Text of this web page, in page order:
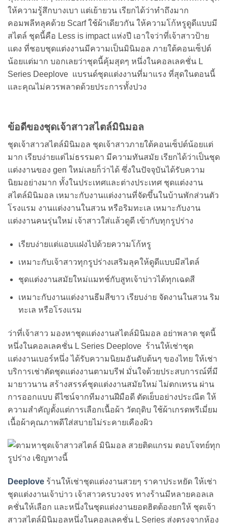
ให้ความรู้สึกบางเบา แต่เย้ายวน เรียกได้ว่าทำถึงมาก
คอมพลีทลุคด้วย Scarf ใช้ผ้าเดียวกัน ให้ความโก้หรูดูดีแบบมี
สไตล์ ชุดนี้คือ Less is impact แห่งปี เอาใจว่าที่เจ้าสาวป้าย
แดง ที่ชอบชุดแต่งงานมีความเป็นมินิมอล ภายใต้คอนเซ็ปต์
น้อยแต่มาก บอกเลยว่าชุดนี้คุ้มสุดๆ หนึ่งในคอลเลคชั่น L
Series Deeplove แบรนด์ชุดแต่งงานที่มาแรง ที่สุดในตอนนี้
และคุณไม่ควรพลาดด้วยประการทั้งปวง
ข้อดีของชุดเจ้าสาวสไตล์มินิมอล
ชุดเจ้าสาวสไตล์มินิมอล ชุดเจ้าสาวภายใต้คอนเซ็ปต์น้อยแต่
มาก เรียบง่ายแต่ไม่ธรรมดา มีความทันสมัย เรียกได้ว่าเป็นชุด
แต่งงานของ gen ใหม่เลยก็ว่าได้ ซึ่งในปัจจุบันได้รับความ
นิยมอย่างมาก ทั้งในประเทศและต่างประเทศ ชุดแต่งงาน
สไตล์มินิมอล เหมาะกับงานแต่งงานที่จัดขึ้นในบ้านพักส่วนตัว
โรงแรม งานแต่งงานในสวน หรือริมทะเล เหมาะกับงาน
แต่งงานคนรุ่นใหม่ เจ้าสาวใส่แล้วดูดี เข้ากับทุกรูปร่าง
เรียบง่ายแต่แอบแฝงไปด้วยความโก้หรู
เหมาะกับเจ้าสาวทุกรูปร่างเสริมลุคให้ดูดีแบบมีสไตล์
ชุดแต่งงานสมัยใหม่แมทช์กับสูทเจ้าบ่าวได้ทุกเฉดสี
เหมาะกับงานแต่งงานธีมสีขาว เรียบง่าย จัดงานในสวน ริม
ทะเล หรือโรงแรม
ว่าที่เจ้าสาว มองหาชุดแต่งงานสไตล์มินิมอล อย่าพลาด ชุดนี้
หนึ่งในคอลเลคชั่น L Series Deeplove ร้านให้เช่าชุด
แต่งงานเบอร์หนึ่ง ได้รับความนิยมอันดับต้นๆ ของไทย ให้เช่า
บริการเช่าตัดชุดแต่งงานตามบรีฟ มั่นใจด้วยประสบการณ์ที่มี
มายาวนาน สร้างสรรค์ชุดแต่งงานสมัยใหม่ ไม่ตกเทรน ผ่าน
การออกแบบ ดีไซน์จากทีมงานฝีมือดี ตัดเย็บอย่างประณีต ให้
ความสำคัญตั้งแต่การเลือกเนื้อผ้า วัตถุดิบ ใช้ผ้าเกรดพรีเมี่ยม
เนื้อผ้าคุณภาพดีใส่สบายไม่ระคายเคืองผิว
Deeplove ร้านให้เช่าชุดแต่งงานสวยๆ ราคาประหยัด ให้เช่า
ชุดแต่งงานเจ้าบ่าว เจ้าสาวครบวงจร ทางร้านมีหลายคอลเล
คชั่นให้เลือก และหนึ่งในชุดแต่งงานยอดฮิตต้องยกให้ ชุดเจ้า
สาวสไตล์มินิมอลหนึ่งในคอลเลคชั่น L Series ส่งตรงจากห้อง